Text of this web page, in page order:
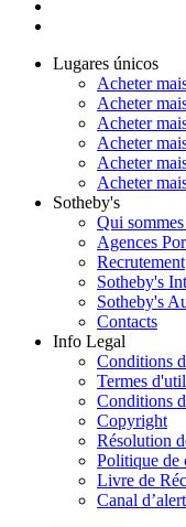
Lugares únicos
Acheter
Acheter
Acheter
Acheter
Acheter
Acheter
Sotheby's
Qui
Agences
Recrutement
Sotheby's
Sotheby's
Contacts
Info Legal
Conditions
Termes
Conditions
Copyright
Résolution
Politique de
Livre de
Canal